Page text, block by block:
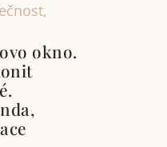
,
okno.